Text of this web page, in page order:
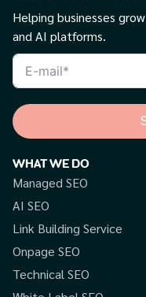
Helping businesses
and AI platforms.
WHAT WE DO
Managed SEO
AI SEO
Link Building Service
Onpage SEO
Technical SEO